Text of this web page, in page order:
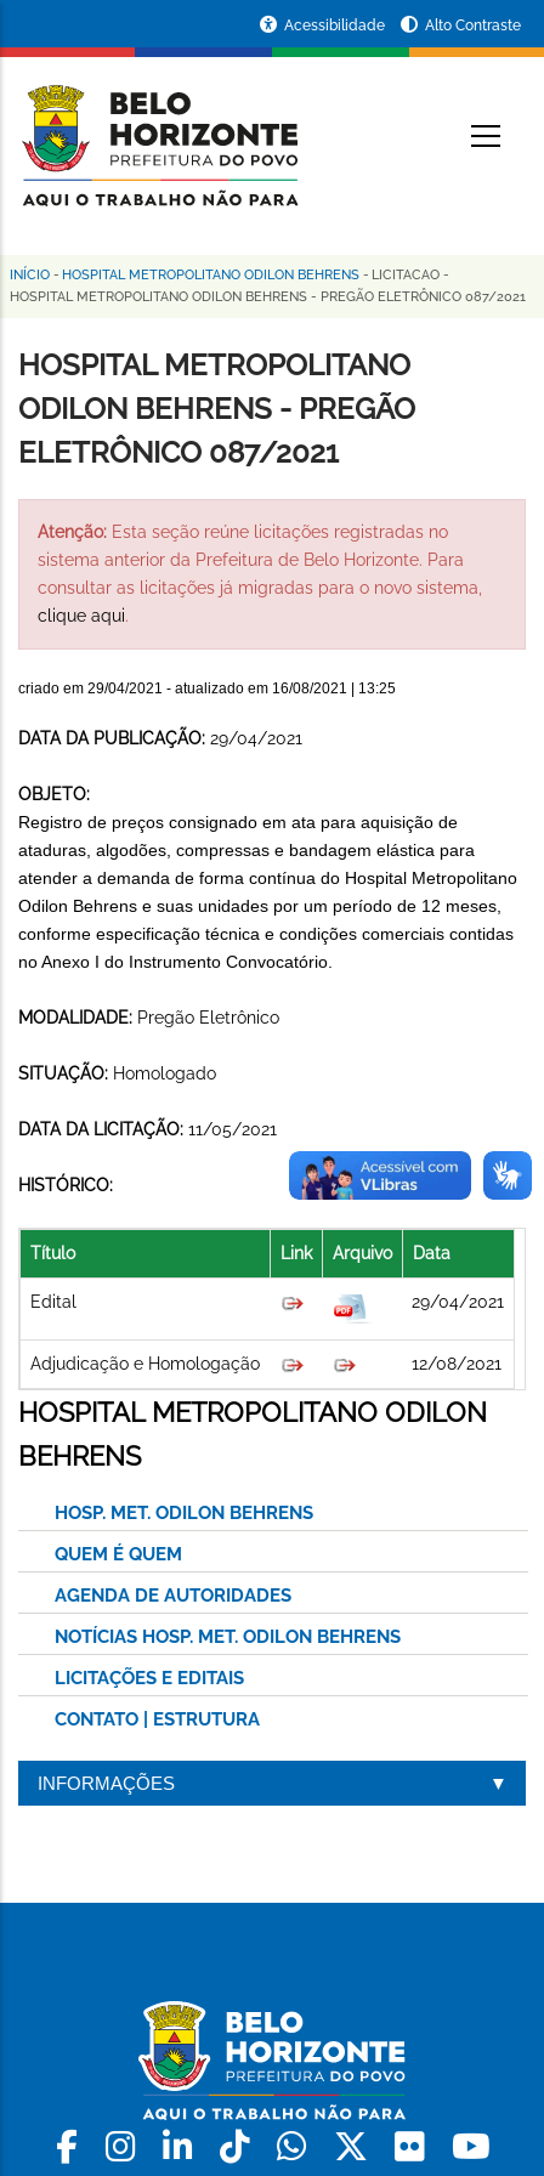
conteúdo
principal
da
Prefeitura
de
Horizonte
Acessibilidade Alto Contraste
Trilha
navegação
INÍCIO - HOSPITAL METROPOLITANO ODILON BEHRENS - LICITACAO -
HOSPITAL METROPOLITANO ODILON BEHRENS - PREGÃO ELETRÔNICO 087/2021
HOSPITAL METROPOLITANO
ODILON BEHRENS - PREGÃO
ELETRÔNICO 087/2021
Atenção: Esta seção reúne licitações registradas no
sistema anterior da Prefeitura de Belo Horizonte. Para
consultar as licitações já migradas para o novo sistema,
clique aqui.
criado em 29/04/2021 - atualizado em 16/08/2021 | 13:25
DATA DA PUBLICAÇÃO: 29/04/2021
OBJETO:
Registro de preços consignado em ata para aquisição de
ataduras, algodões, compressas e bandagem elástica para
atender a demanda de forma contínua do Hospital Metropolitano
Odilon Behrens e suas unidades por um período de 12 meses,
conforme especificação técnica e condições comerciais contidas
no Anexo I do Instrumento Convocatório.
MODALIDADE: Pregão Eletrônico
SITUAÇÃO: Homologado
DATA DA LICITAÇÃO: 11/05/2021
HISTÓRICO:
Título Link Arquivo Data
Edital 29/04/2021
Adjudicação e Homologação 12/08/2021
HOSPITAL METROPOLITANO ODILON
BEHRENS
HOSP. MET. ODILON BEHRENS
QUEM É QUEM
AGENDA DE AUTORIDADES
NOTÍCIAS HOSP. MET. ODILON BEHRENS
LICITAÇÕES E EDITAIS
CONTATO | ESTRUTURA
INFORMAÇÕES
Facebook
Instagram
LinkedinTiktokWhatsapp
X Flickr